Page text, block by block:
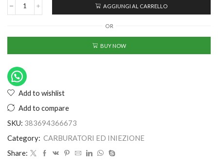
AGGIUNGI AL CARRELLO
OR
BUY NOW
Add to wishlist
Add to compare
SKU: 383694366673
Category: CARBURATORI ED INIEZIONE
Share: